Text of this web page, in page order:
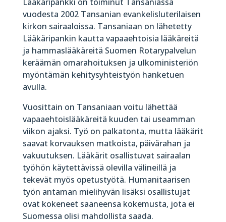
vuodesta 2002 Tansanian evankelisluterilaisen
kirkon sairaaloissa. Tansaniaan on lähetetty
Lääkäripankin kautta vapaaehtoisia lääkäreitä
ja hammaslääkäreitä Suomen Rotarypalvelun
keräämän omarahoituksen ja ulkoministeriön
myöntämän kehitysyhteistyön hanketuen
avulla.
Vuosittain on Tansaniaan voitu lähettää
vapaaehtoislääkäreitä kuuden tai useamman
viikon ajaksi. Työ on palkatonta, mutta lääkärit
saavat korvauksen matkoista, päivärahan ja
vakuutuksen. Lääkärit osallistuvat sairaalan
työhön käytettävissä olevilla välineillä ja
tekevät myös opetustyötä. Humanitaarisen
työn antaman mielihyvän lisäksi osallistujat
ovat kokeneet saaneensa kokemusta, jota ei
Suomessa olisi mahdollista saada.